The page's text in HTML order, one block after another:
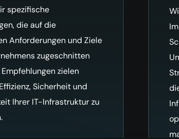
spezifische
die auf die
Anforderungen und Ziele
zugeschnitten
zielen
Sicherheit und
Ihrer IT-Infrastruktur zu